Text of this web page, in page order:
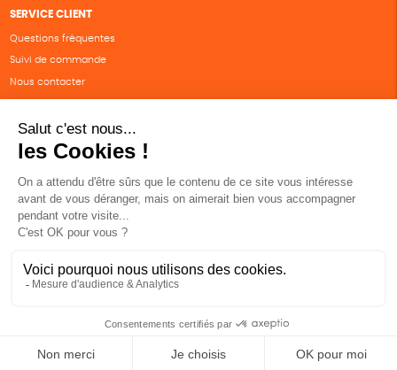
SERVICE CLIENT
Questions fréquentes
Suivi de commande
Nous contacter
SUIVEZ-NOUS
Une boutique élaborée avec par RGOODS